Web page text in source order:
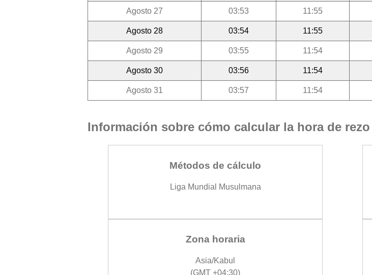
Agosto 27 03:53 11:55
Agosto 28 03:54 11:55
Agosto 29 03:55 11:54
Agosto 30 03:56 11:54
Agosto 31 03:57 11:54
Información sobre cómo calcular la hora de rezo
Métodos de cálculo
Liga Mundial Musulmana
Zona horaria
Asia/Kabul
(GMT +04:30)